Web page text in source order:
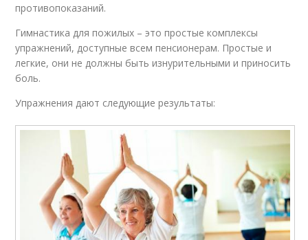
противопоказаний.
Гимнастика для пожилых – это простые комплексы
упражнений, доступные всем пенсионерам. Простые и
легкие, они не должны быть изнурительными и приносить
боль.
Упражнения дают следующие результаты: